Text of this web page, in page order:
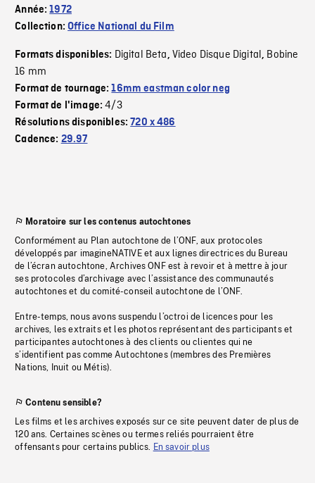
Année:1972
Collection:Office National du Film
Formats disponibles: Digital Beta, Video Disque Digital, Bobine
16 mm
Format de tournage:16mm eastman color neg
Format de l'image:4/3
Résolutions disponibles:720 x 486
Cadence: 29.97
Moratoire sur les contenus autochtones
Conformément au Plan autochtone de l’ONF, aux protocoles
développés par imagineNATIVE et aux lignes directrices du Bureau
de l’écran autochtone, Archives ONF est à revoir et à mettre à jour
ses protocoles d’archivage avec l’assistance des communautés
autochtones et du comité-conseil autochtone de l’ONF.
Entre-temps, nous avons suspendu l’octroi de licences pour les
archives, les extraits et les photos représentant des participants et
participantes autochtones à des clients ou clientes qui ne
s’identifient pas comme Autochtones (membres des Premières
Nations, Inuit ou Métis).
Contenu sensible?
Les films et les archives exposés sur ce site peuvent dater de plus de
120 ans. Certaines scènes ou termes reliés pourraient être
offensants pour certains publics. En savoir plus